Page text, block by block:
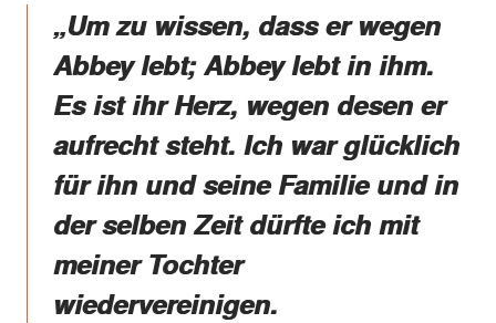
„Um zu wissen, dass er wegen
Abbey lebt; Abbey lebt in ihm.
Es ist ihr Herz, wegen desen er
aufrecht steht. Ich war glücklich
für ihn und seine Familie und in
der selben Zeit dürfte ich mit
meiner Tochter
wiedervereinigen.